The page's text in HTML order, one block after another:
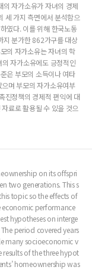
자가소유가 자녀의 경제
세 가지 측면에서 분석함으
였다. 이를 위해 한국노동
지 분가한 862가구를 대상
의 자가소유는 자녀의 학
자가소유에도 긍정적인
은 부모의 소득이나 여타
며 부모의 자가소유여부
진정책의 경제적 편익에 대
료로 활용될 수 있을 것으
on its offspri
two generations. This s
topic so the effects of
economic performance
hypotheses on interge
period covered years
many socioeconomic v
results of the three hypot
homeownership was